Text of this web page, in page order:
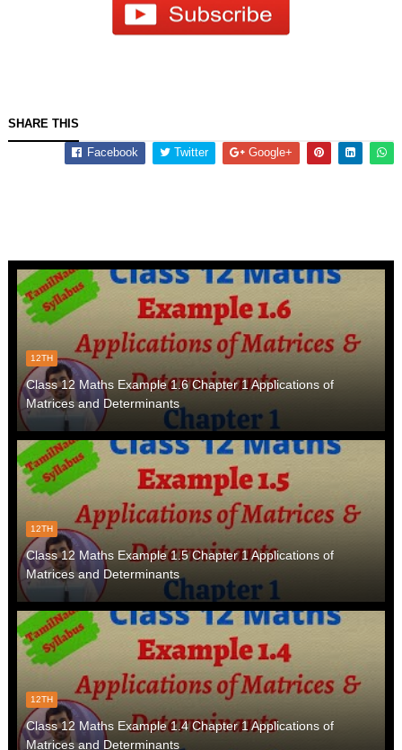
SHARE THIS
Facebook Twitter Google+
12TH
Class 12 Maths Example 1.6 Chapter 1 Applications of
Matrices and Determinants
12TH
Class 12 Maths Example 1.5 Chapter 1 Applications of
Matrices and Determinants
12TH
Class 12 Maths Example 1.4 Chapter 1 Applications of
Matrices and Determinants